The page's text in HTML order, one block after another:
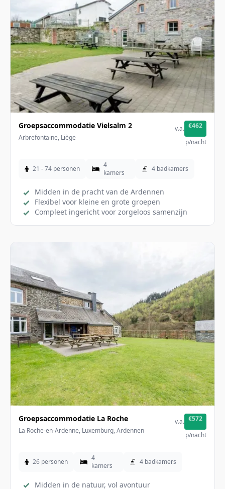
Groepsaccommodatie Vielsalm 2
Arbrefontaine, Liège
v.a. €462
p/nacht
21 - 74 personen
4
kamers
4 badkamers
Midden in de pracht van de Ardennen
Flexibel voor kleine en grote groepen
Compleet ingericht voor zorgeloos samenzijn
Groepsaccommodatie La Roche
La Roche-en-Ardenne, Luxemburg, Ardennen
v.a. €572
p/nacht
26 personen
4
kamers
4 badkamers
Midden in de natuur, vol avontuur